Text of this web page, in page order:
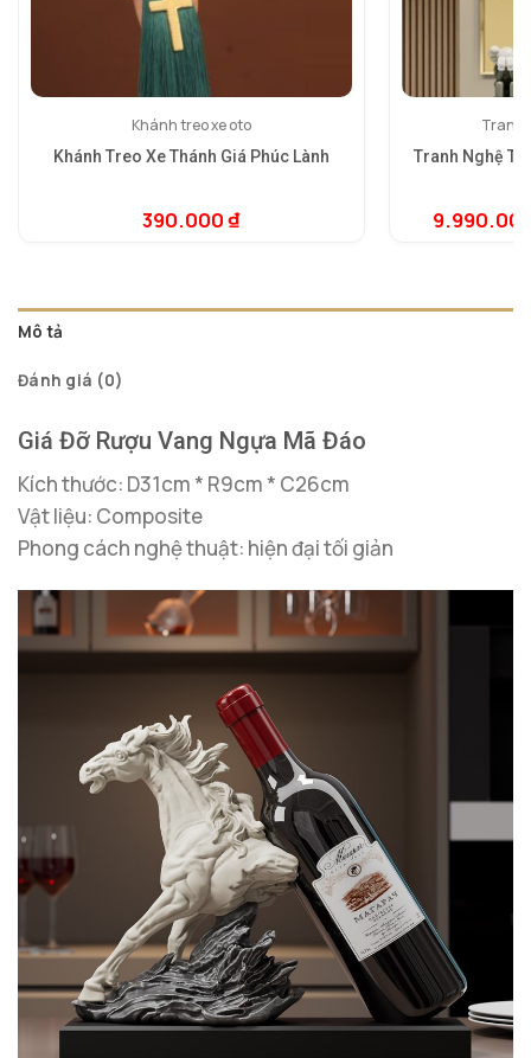
Khánh treo xe oto
Khánh Treo Xe Thánh Giá Phúc Lành
390.000₫
Tranh
Tranh Nghệ
Mô tả
Đánh giá (0)
Giá Đỡ Rượu Vang Ngựa Mã Đáo
Kích thước: D31cm * R9cm * C26cm
Vật liệu: Composite
Phong cách nghệ thuật: hiện đại tối giản